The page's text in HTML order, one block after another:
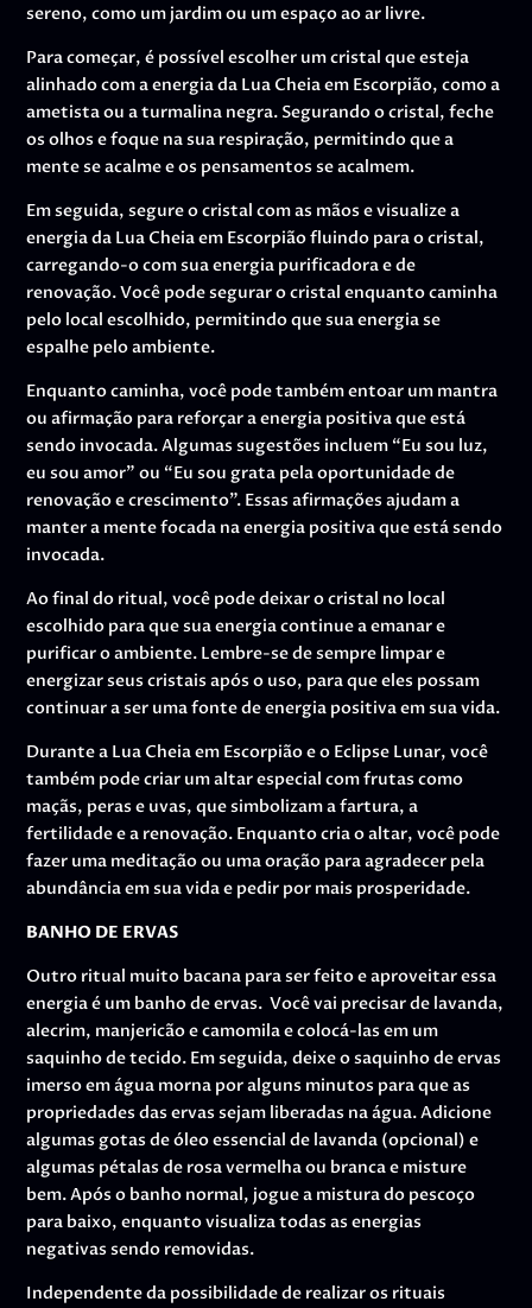
sereno, como um jardim ou um espaço ao ar livre.
Para começar, é possível escolher um cristal que esteja
alinhado com a energia da Lua Cheia em Escorpião, como a
ametista ou a turmalina negra. Segurando o cristal, feche
os olhos e foque na sua respiração, permitindo que a
mente se acalme e os pensamentos se acalmem.
Em seguida, segure o cristal com as mãos e visualize a
energia da Lua Cheia em Escorpião fluindo para o cristal,
carregando-o com sua energia purificadora e de
renovação. Você pode segurar o cristal enquanto caminha
pelo local escolhido, permitindo que sua energia se
espalhe pelo ambiente.
Enquanto caminha, você pode também entoar um mantra
ou afirmação para reforçar a energia positiva que está
sendo invocada. Algumas sugestões incluem “Eu sou luz,
eu sou amor” ou “Eu sou grata pela oportunidade de
renovação e crescimento”. Essas afirmações ajudam a
manter a mente focada na energia positiva que está sendo
invocada.
Ao final do ritual, você pode deixar o cristal no local
escolhido para que sua energia continue a emanar e
purificar o ambiente. Lembre-se de sempre limpar e
energizar seus cristais após o uso, para que eles possam
continuar a ser uma fonte de energia positiva em sua vida.
Durante a Lua Cheia em Escorpião e o Eclipse Lunar, você
também pode criar um altar especial com frutas como
maçãs, peras e uvas, que simbolizam a fartura, a
fertilidade e a renovação. Enquanto cria o altar, você pode
fazer uma meditação ou uma oração para agradecer pela
abundância em sua vida e pedir por mais prosperidade.
BANHO DE ERVAS
Outro ritual muito bacana para ser feito e aproveitar essa
energia é um banho de ervas. Você vai precisar de lavanda,
alecrim, manjericão e camomila e colocá-las em um
saquinho de tecido. Em seguida, deixe o saquinho de ervas
imerso em água morna por alguns minutos para que as
propriedades das ervas sejam liberadas na água. Adicione
algumas gotas de óleo essencial de lavanda (opcional) e
algumas pétalas de rosa vermelha ou branca e misture
bem. Após o banho normal, jogue a mistura do pescoço
para baixo, enquanto visualiza todas as energias
negativas sendo removidas.
Independente da possibilidade de realizar os rituais